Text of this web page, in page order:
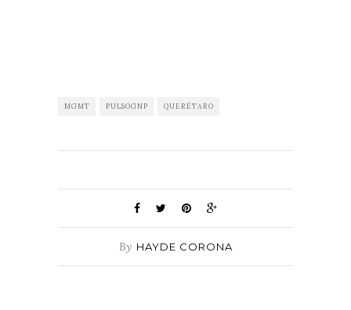
MGMT PULSOGNP QUERÉTARO
By HAYDE CORONA